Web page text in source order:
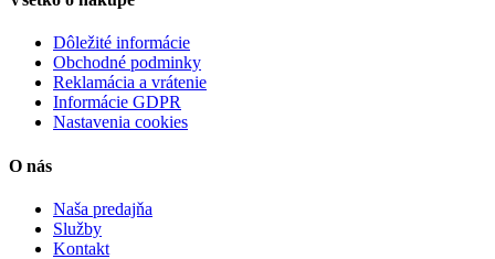
Dôležité informácie
Obchodné podminky
Reklamácia a vrátenie
Informácie GDPR
Nastavenia cookies
O nás
Naša predajňa
Služby
Kontakt